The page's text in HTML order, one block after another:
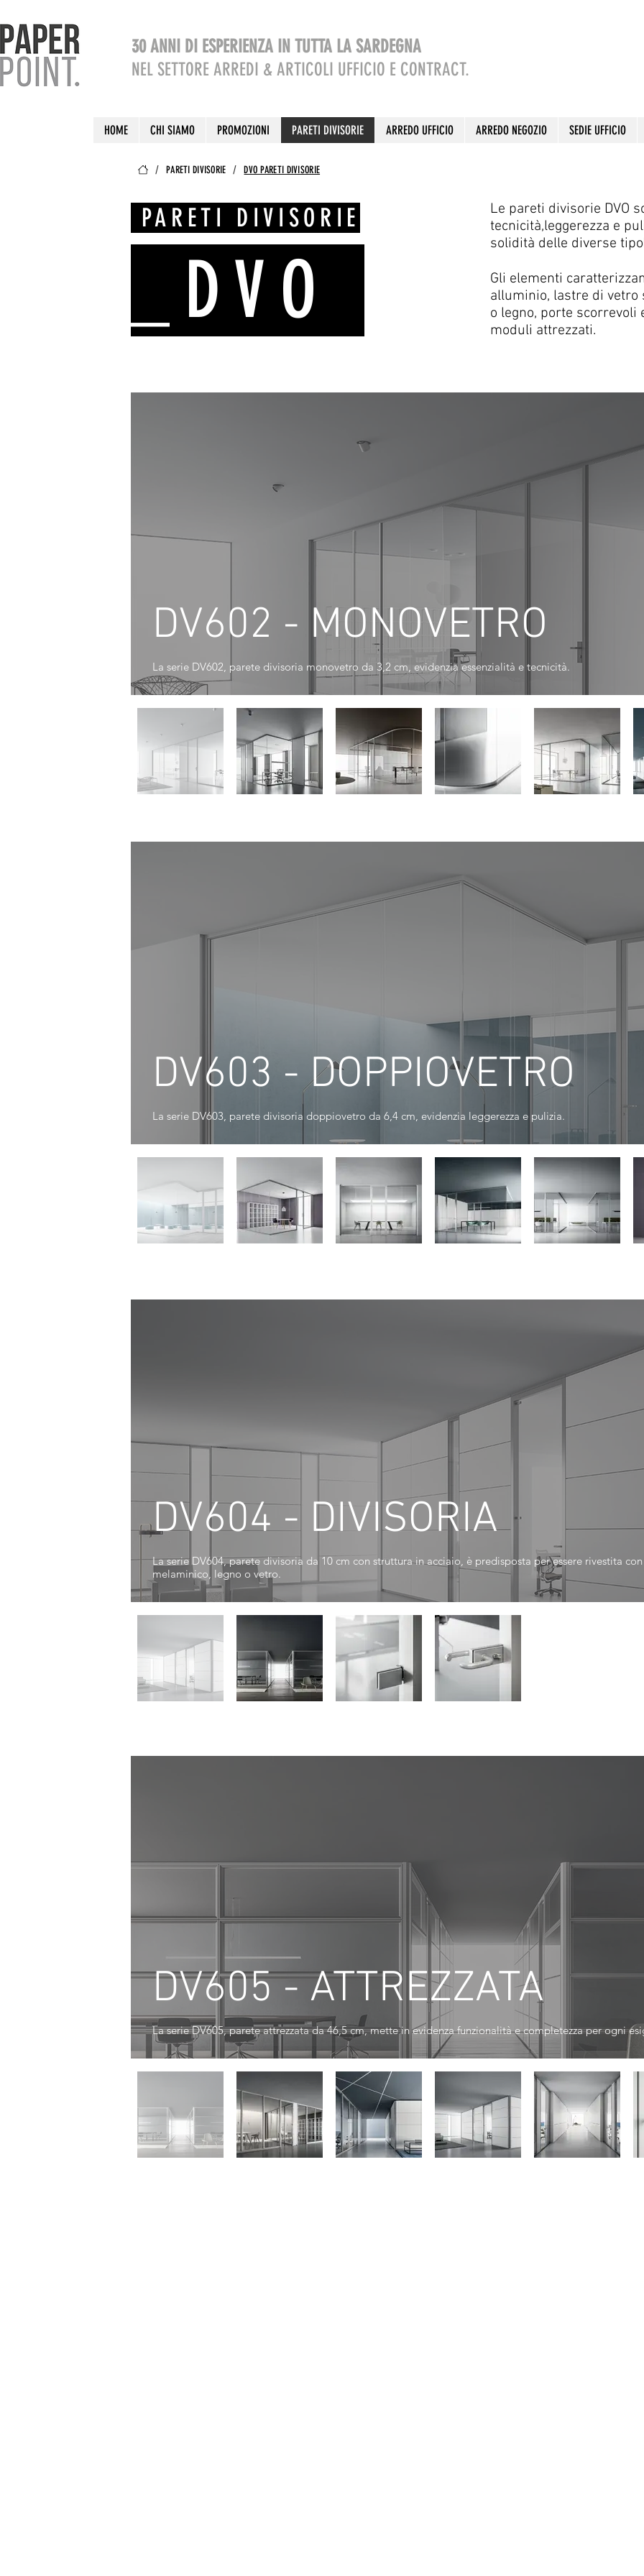
30 ANNI DI ESPERIENZA IN TUTTA LA SARDEGNA
NEL SETTORE ARREDI & ARTICOLI UFFICIO E CONTRACT.
HOME CHI SIAMO PROMOZIONI PARETI DIVISORIE ARREDO UFFICIO ARREDO NEGOZIO SEDIE UFFICIO
/ PARETI DIVISORIE / DVO PARETI DIVISORIE
Le pareti divisorie DVO
tecnicità,leggerezza e
solidità delle diverse
Gli elementi
alluminio, lastre di
o legno, porte scorrevoli
moduli attrezzati.
PARETI DIVISORIE
_DVO
DV602 - MONOVETRO
La serie DV602, parete divisoria monovetro da 3,2 cm, evidenzia essenzialità e tecnicità.
DV603 - DOPPIOVETRO
La serie DV603, parete divisoria doppiovetro da 6,4 cm, evidenzia leggerezza e pulizia.
DV604 - DIVISORIA
La serie DV604, parete divisoria da 10 cm con struttura in acciaio, è predisposta per essere rivestita
melaminico, legno o vetro.
DV605 - ATTREZZATA
La serie DV605, parete attrezzata da 46,5 cm, mette in evidenza funzionalità e completezza per ogni